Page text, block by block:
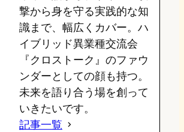
撃から身を守る実践的な知
識まで、幅広くカバー。ハ
イブリッド異業種交流会
『クロストーク』のファウ
ンダーとしての顔も持つ。
未来を語り合う場を創って
いきたいです。
記事一覧